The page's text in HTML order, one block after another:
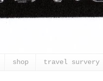
shop travel survery